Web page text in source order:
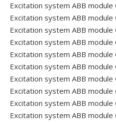
Excitation system ABB
Excitation system ABB
Excitation system ABB module
Excitation system ABB
Excitation system ABB module
Excitation system ABB module
Excitation system ABB
Excitation system ABB
Excitation system ABB module
Excitation system ABB module